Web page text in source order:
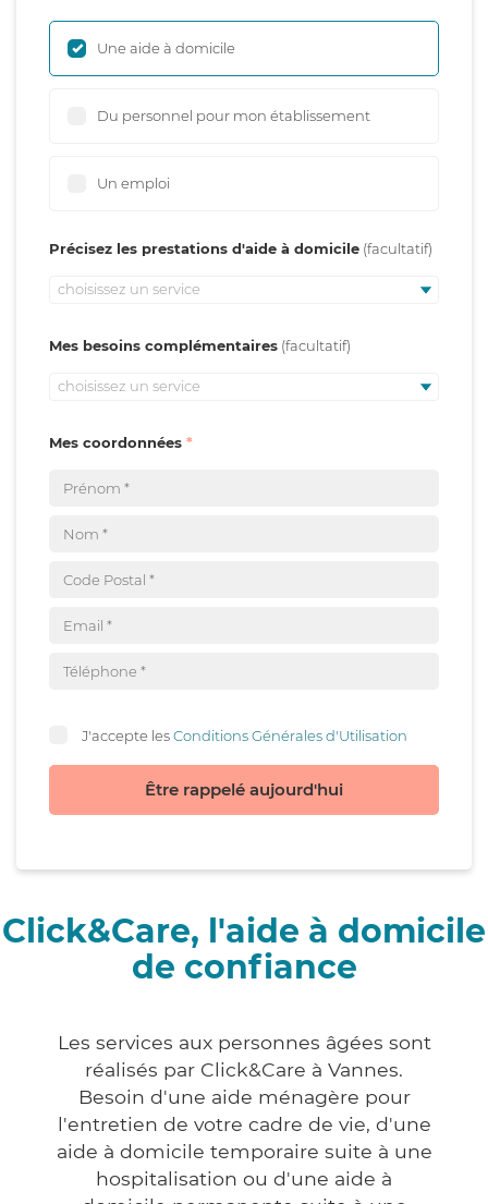
Une aide à domicile
Du personnel pour mon établissement
Un emploi
Précisez les prestations d'aide à domicile
choisissez un service
Mes besoins complémentaires
choisissez un service
Mes coordonnées
J'accepte lesConditions Générales d'Utilisation
Être rappelé aujourd'hui
Click&Care, l'aide à domicile
de confiance
Les services aux personnes âgées sont
réalisés par Click&Care à Vannes.
Besoin d'une aide ménagère pour
l'entretien de votre cadre de vie, d'une
aide à domicile temporaire suite à une
hospitalisation ou d'une aide à